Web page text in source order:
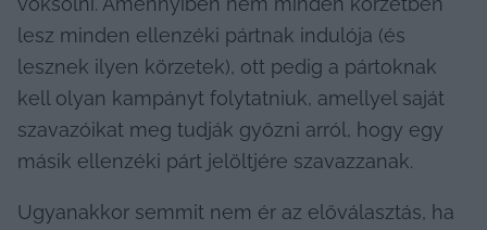
lesz minden ellenzéki pártnak indulója (és
lesznek ilyen körzetek), ott pedig a pártoknak
kell olyan kampányt folytatniuk, amellyel saját
szavazóikat meg tudják győzni arról, hogy egy
másik ellenzéki párt jelöltjére szavazzanak.
Ugyanakkor semmit nem ér az előválasztás, ha